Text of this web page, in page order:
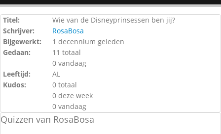
Titel:
Wie van de Disneyprinsessen ben jij?
Schrijver:
RosaBosa
Bijgewerkt:
1 decennium geleden
Gedaan:
11 totaal
0 vandaag
Leeftijd:
AL
Kudos:
0 totaal
0 deze week
0 vandaag
Quizzen van RosaBosa